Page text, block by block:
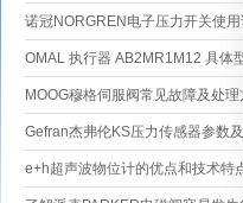
数
诺冠NORGREN电子压力开关使用
OMAL 执行器 AB2MR1M12 具体
全解析
MOOG穆格伺服阀常见故障及处理
Gefran杰弗伦KS压力传感器参数
方法
e+h超声波物位计的优点和技术特